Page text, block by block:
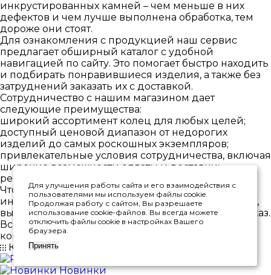
инкрустированных камней – чем меньше в них
дефектов и чем лучше выполнена обработка, тем
дороже они стоят.
Для ознакомления с продукцией наш сервис
предлагает обширный каталог с удобной
навигацией по сайту. Это помогает быстро находить
и подбирать понравившиеся изделия, а также без
затруднений заказать их с доставкой.
Сотрудничество с нашим магазином дает
следующие преимущества:
широкий ассортимент колец для любых целей;
доступный ценовой диапазон от недорогих
изделий до самых роскошных экземпляров;
привлекательные условия сотрудничества, включая
широкие возможности оплаты и доставки;
регулярные акции и скидки.
Чтобы ювелирные кольца купить недорого в
интернет магазине, достаточно посетить наш сайт,
выбрать понравившееся изделие и оформить заказ.
Вся продукция проходит многоуровневый
контроль, что гарантирует ее качество.
Каталог
Новинки
Для улучшения работы сайта и его взаимодействия с
пользователями мы используем файлы cookie.
Продолжая работу с сайтом, Вы разрешаете
использование cookie-файлов. Вы всегда можете
отключить файлы cookie в настройках Вашего
браузера.
Принять